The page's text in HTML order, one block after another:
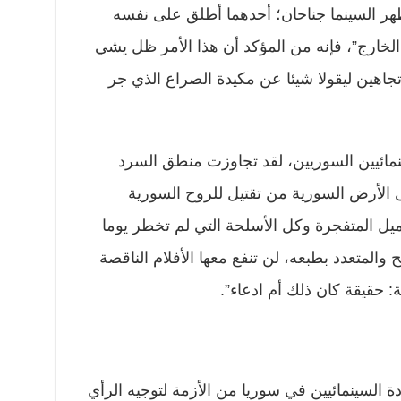
السينما جناحان؛ أحدهما أطلق على نفسه
الخارج”، فإنه من المؤكد أن هذا الأمر ظل يشي
ليقولا شيئا عن مكيدة الصراع الذي جر
السوريين، لقد تجاوزت منطق السرد
الأرض السورية من تقتيل للروح السورية
المتفجرة وكل الأسلحة التي لم تخطر يوما
بطبعه، لن تنفع معها الأفلام الناقصة
حقيقة كان ذلك أم ادعاء”.
في سوريا من الأزمة لتوجيه الرأي